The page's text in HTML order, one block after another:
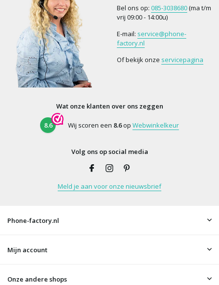
Bel ons op: 085-3038680(ma t/m
vrij 09:00 - 14:00u)
E-mail: service@phone-
factory.nl
Of bekijk onze servicepagina
Wat onze klanten over ons zeggen
8.6 Wij scoren een 8.6op Webwinkelkeur
Volg ons op social media
Meld je aan voor onze nieuwsbrief
Phone-factory.nl
Mijn account
Onze andere shops